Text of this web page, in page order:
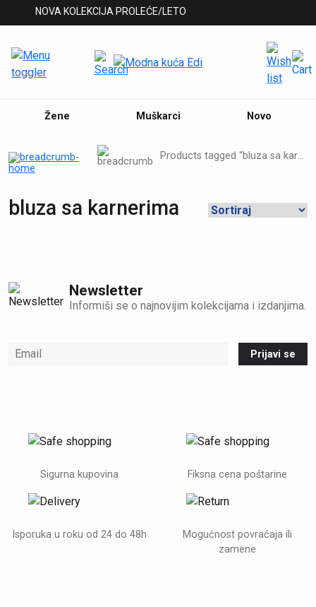
NOVA KOLEKCIJA PROLEĆE/LETO
Žene Muškarci Novo
Products tagged “bluza sa karnerima”
bluza sa karnerima
Newsletter
Informiši se o najnovijim kolekcijama i izdanjima.
Prijavi se
Sigurna kupovina Fiksna cena poštarine
Isporuka u roku od 24 do 48h
Mogućnost povraćaja ili
zamene